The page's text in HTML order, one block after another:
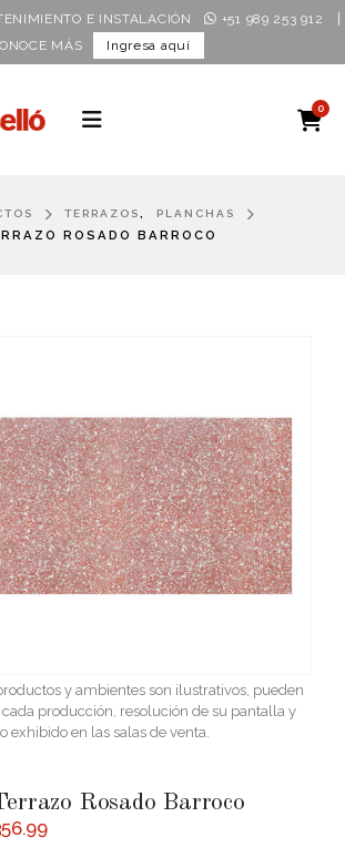
E INSTALACIÓN +51 989 253 912
MÁS Ingresa aquí
0
TERRAZOS, PLANCHAS
ROSADO BARROCO
y ambientes son ilustrativos, pueden
producción, resolución de su pantalla y
exhibido en las salas de venta.
Rosado Barroco
Rango